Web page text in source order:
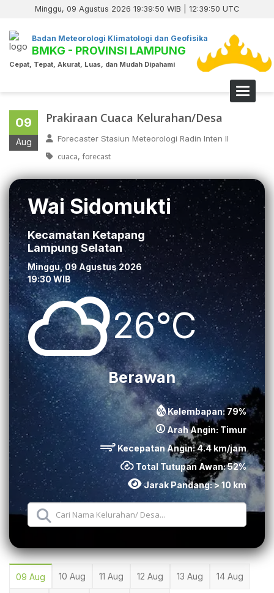
Minggu, 09 Agustus 2026 19:39:51 WIB | 12:39:51 UTC
Badan Meteorologi Klimatologi dan Geofisika
BMKG - PROVINSI LAMPUNG
Cepat, Tepat, Akurat, Luas, dan Mudah Dipahami
Toggle
09
Aug
Prakiraan Cuaca Kelurahan/Desa
Forecaster Stasiun Meteorologi Radin Inten II
cuaca, forecast
Wai Sidomukti
Kecamatan Ketapang
Lampung Selatan
Minggu, 09 Agustus 2026
19:30 WIB
26°C
Berawan
Kelembapan:79%
Arah Angin: Timur
Kecepatan Angin:4.4 km/jam
Total Tutupan Awan:52%
Jarak Pandang:> 10 km
09 Aug 10 Aug 11 Aug 12 Aug 13 Aug 14 Aug